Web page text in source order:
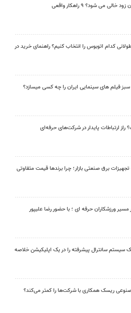
می شود؟ ۹ راهکار واقعی
کدام اتوبوس را انتخاب کنیم؟ راهنمای خرید در
فیلم های سینمایی ایران را چه کسی میسازد؟
راز ارتباطات پایدار در شرکت‌های حرفه‌ای
برق صنعتی بازار؛ چرا برندها قیمت متفاوتی
ورزشکاران حرفه ای ؛ با حضور رضا علیپور
سیستم سانترال پیشرفته را در یک اپلیکیشن خلاصه
ریسک همکاری با شرکت‌ها را کمتر می‌کند؟